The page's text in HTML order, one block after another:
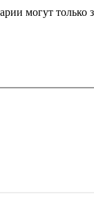
могут только